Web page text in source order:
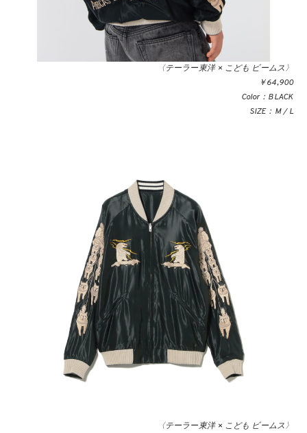
〈テーラー東洋 × こども ビームス〉
￥64,900
Color：BLACK
SIZE：M / L
〈テーラー東洋 × こども ビームス〉